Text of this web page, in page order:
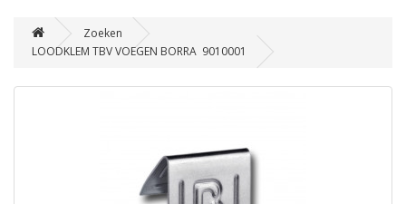
Zoeken
LOODKLEM TBV VOEGEN BORRA 9010001